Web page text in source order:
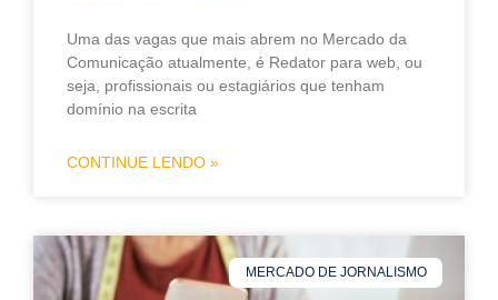
Uma das vagas que mais abrem no Mercado da
Comunicação atualmente, é Redator para web, ou
seja, profissionais ou estagiários que tenham
domínio na escrita
CONTINUE LENDO »
MERCADO DE JORNALISMO